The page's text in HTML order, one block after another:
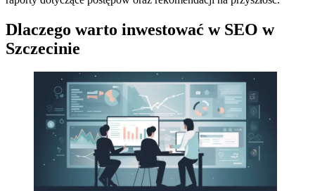
Dlaczego warto inwestować w SEO w
Szczecinie